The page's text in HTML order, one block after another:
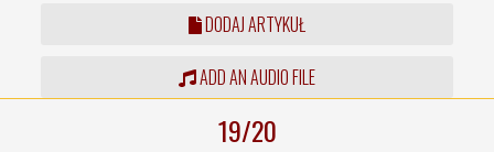
DODAJ ARTYKUŁ
ADD AN AUDIO FILE
19/20